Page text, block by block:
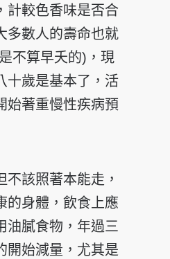
計較色香味是否合
多數人的壽命也就
不算早夭的)，現
十歲是基本了，活
始著重慢性疾病預
不該照著本能走，
的身體，飲食上應
油膩食物，年過三
開始減量，尤其是